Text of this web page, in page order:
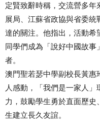
定賢致辭時稱，交流營多
展局、江蘇省政協與省委
達的關注。他指出，活動希
同學們成為「說好中國故
者。
澳門聖若瑟中學副校長黃惠
人感動，「我們是一家人
力，鼓勵學生勇於直面歷
生建立長久友誼。